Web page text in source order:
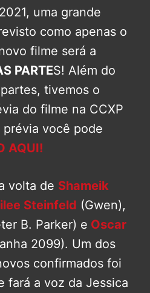
uma grande
como apenas o
filme será a
PARTES! Além do
tivemos o
do filme na CCXP
prévia você pode
AQUI!
volta de Shameik
Steinfeld (Gwen),
B. Parker) e Oscar
2099). Um dos
confirmados foi
fará a voz da Jessica